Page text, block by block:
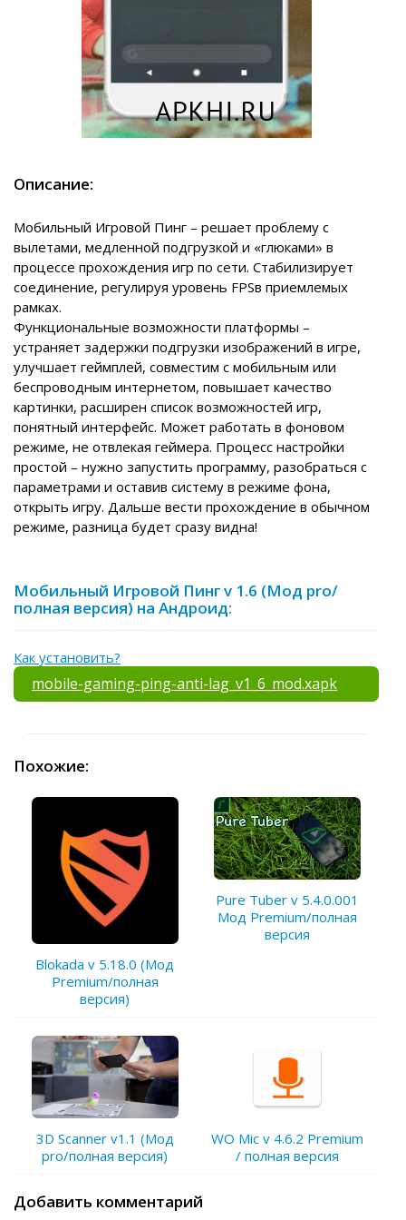
Описание:
Мобильный Игровой Пинг – решает проблему с
вылетами, медленной подгрузкой и «глюками» в
процессе прохождения игр по сети. Стабилизирует
соединение, регулируя уровень FPSв приемлемых
рамках.
Функциональные возможности платформы –
устраняет задержки подгрузки изображений в игре,
улучшает геймплей, совместим с мобильным или
беспроводным интернетом, повышает качество
картинки, расширен список возможностей игр,
понятный интерфейс. Может работать в фоновом
режиме, не отвлекая геймера. Процесс настройки
простой – нужно запустить программу, разобраться с
параметрами и оставив систему в режиме фона,
открыть игру. Дальше вести прохождение в обычном
режиме, разница будет сразу видна!
Мобильный Игровой Пинг v 1.6 (Мод pro/
полная версия) на Андроид:
Как установить?
mobile-gaming-ping-anti-lag_v1_6_mod.xapk
Похожие:
Blokada v 5.18.0 (Мод
Premium/полная
версия)
Pure Tuber v 5.4.0.001
Мод Premium/полная
версия
3D Scanner v1.1 (Мод
pro/полная версия)
WO Mic v 4.6.2 Premium
/ полная версия
Добавить комментарий